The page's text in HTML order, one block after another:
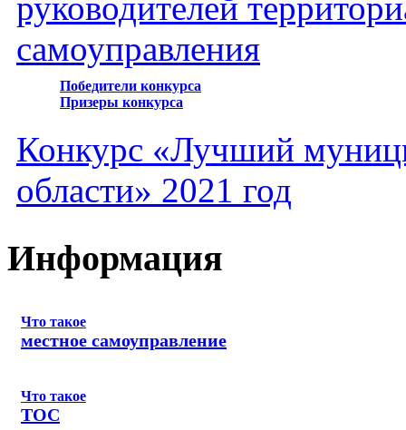
самоуправления
Победители конкурса
Призеры конкурса
Конкурс «Лучший
области» 2021 год
Информация
Что такое
местное самоуправление
Что такое
ТОС